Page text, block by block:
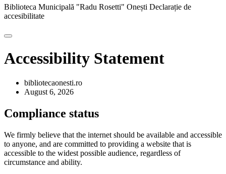
Biblioteca Municipală "Radu Rosetti" Onești Declarație de
accesibilitate
Accessibility Statement
bibliotecaonesti.ro
August 6, 2026
Compliance status
We firmly believe that the internet should be available and accessible
to anyone, and are committed to providing a website that is
accessible to the widest possible audience, regardless of
circumstance and ability.